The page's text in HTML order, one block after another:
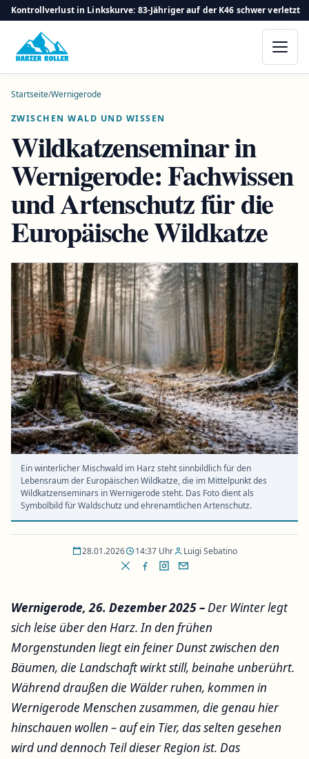
Kontrollverlust in Linkskurve: 83-Jähriger auf der K46 schwer verletzt
Startseite/Wernigerode
ZWISCHEN WALD UND WISSEN
Wildkatzenseminar in
Wernigerode: Fachwissen
und Artenschutz für die
Europäische Wildkatze
Ein winterlicher Mischwald im Harz steht sinnbildlich für den
Lebensraum der Europäischen Wildkatze, die im Mittelpunkt des
Wildkatzenseminars in Wernigerode steht. Das Foto dient als
Symbolbild für Waldschutz und ehrenamtlichen Artenschutz.
28.01.2026 14:37 Uhr Luigi Sebatino
Wernigerode, 26. Dezember 2025 –Der Winter legt
sich leise über den Harz. In den frühen
Morgenstunden liegt ein feiner Dunst zwischen den
Bäumen, die Landschaft wirkt still, beinahe unberührt.
Während draußen die Wälder ruhen, kommen in
Wernigerode Menschen zusammen, die genau hier
hinschauen wollen – auf ein Tier, das selten gesehen
wird und dennoch Teil dieser Region ist. Das